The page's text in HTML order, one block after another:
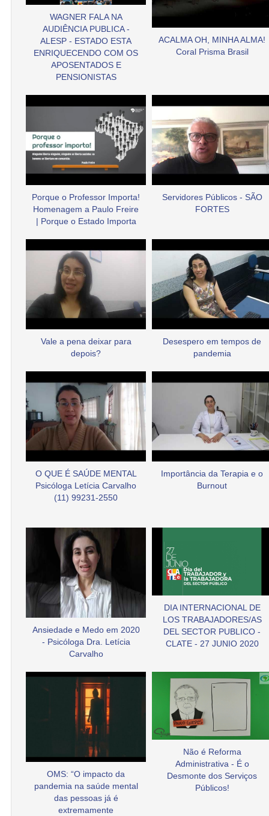
WAGNER FALA NA
AUDIÊNCIA PUBLICA -
ALESP - ESTADO ESTA
ENRIQUECENDO COM OS
APOSENTADOS E
PENSIONISTAS
ACALMA OH, MINHA ALMA!
Coral Prisma Brasil
Porque o Professor Importa!
Homenagem a Paulo Freire
| Porque o Estado Importa
Servidores Públicos - SÃO
FORTES
Vale a pena deixar para
depois?
Desespero em tempos de
pandemia
O QUE É SAÚDE MENTAL
Psicóloga Letícia Carvalho
(11) 99231-2550
Importância da Terapia e o
Burnout
Ansiedade e Medo em 2020
- Psicóloga Dra. Letícia
Carvalho
DIA INTERNACIONAL DE
LOS TRABAJADORES/AS
DEL SECTOR PUBLICO -
CLATE - 27 JUNIO 2020
OMS: “O impacto da
pandemia na saúde mental
das pessoas já é
extremamente
Não é Reforma
Administrativa - É o
Desmonte dos Serviços
Públicos!